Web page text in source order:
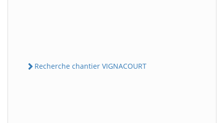
Recherche chantier VIGNACOURT